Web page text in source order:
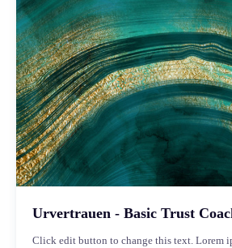
Urvertrauen - Basic Trust
Click edit button to change this text. Lorem